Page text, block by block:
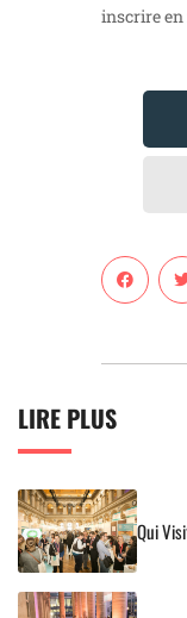
inscrire
LIRE PLUS
Qui